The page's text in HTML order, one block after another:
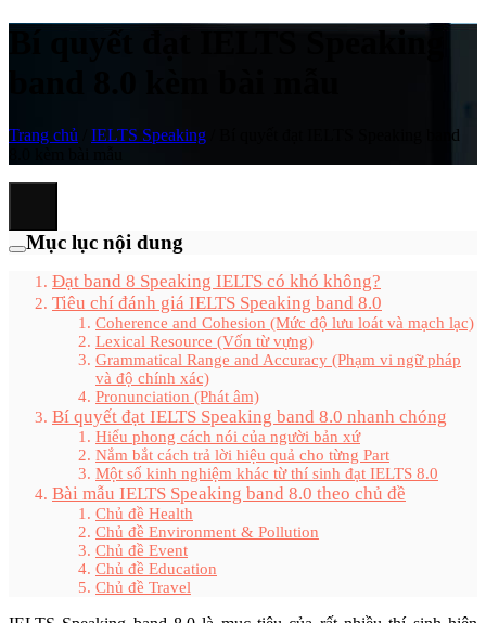
Bí quyết đạt IELTS Speaking
Trang chủ IELTS Speaking
Bí quyết đạt IELTS Speaking band
Mục lục nội dung
Đạt band 8 Speaking IELTS có khó không?
Tiêu chí đánh giá IELTS Speaking band 8.0
Coherence and Cohesion (Mức độ lưu loát và mạch lạc)
Lexical Resource (Vốn từ vựng)
Grammatical Range and Accuracy (Phạm vi ngữ pháp
và độ chính xác)
Pronunciation (Phát âm)
Bí quyết đạt IELTS Speaking band 8.0 nhanh chóng
Hiểu phong cách nói của người bản xứ
Nắm bắt cách trả lời hiệu quả cho từng Part
Một số kinh nghiệm khác từ thí sinh đạt IELTS 8.0
Bài mẫu IELTS Speaking band 8.0 theo chủ đề
Chủ đề Health
Chủ đề Environment & Pollution
Chủ đề Event
Chủ đề Education
Chủ đề Travel